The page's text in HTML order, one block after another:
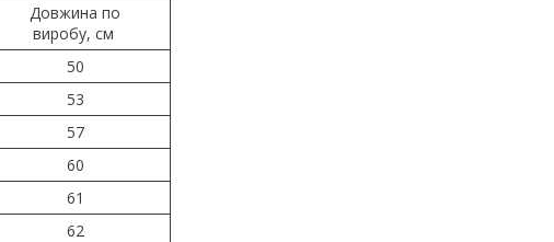
Довжина по
виробу, см
50
53
57
60
61
62